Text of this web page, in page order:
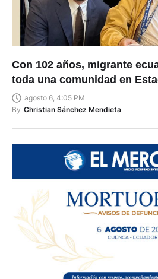
Con 102 años, migrante
toda una comunidad en
agosto 6, 4:05 PM
By Christian Sánchez Mendieta